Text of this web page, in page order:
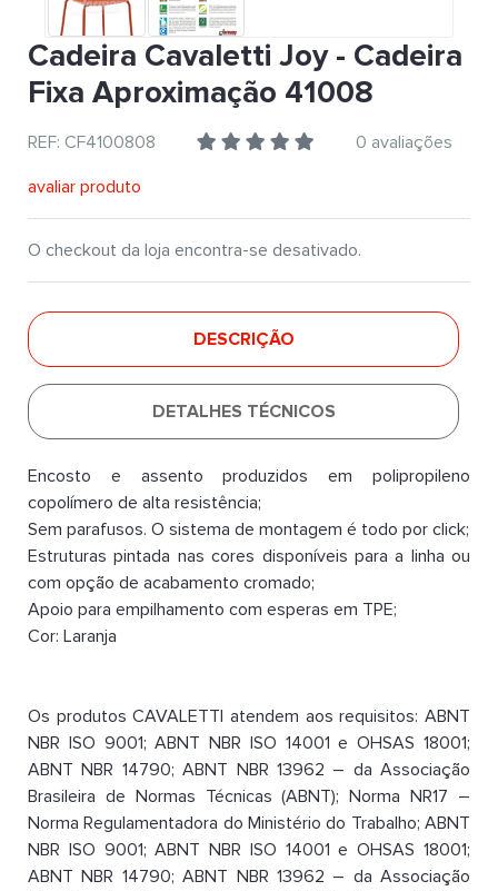
Cadeira Cavaletti Joy - Cadeira
Fixa Aproximação 41008
REF: CF4100808
0 avaliações
avaliar produto
O checkout da loja encontra-se desativado.
DESCRIÇÃO
DETALHES TÉCNICOS
Encosto e assento produzidos em polipropileno
copolímero de alta resistência;
Sem parafusos. O sistema de montagem é todo por click;
Estruturas pintada nas cores disponíveis para a linha ou
com opção de acabamento cromado;
Apoio para empilhamento com esperas em TPE;
Cor: Laranja
Os produtos CAVALETTI atendem aos requisitos: ABNT
NBR ISO 9001; ABNT NBR ISO 14001 e OHSAS 18001;
ABNT NBR 14790; ABNT NBR 13962 – da Associação
Brasileira de Normas Técnicas (ABNT); Norma NR17 –
Norma Regulamentadora do Ministério do Trabalho; ABNT
NBR ISO 9001; ABNT NBR ISO 14001 e OHSAS 18001;
ABNT NBR 14790; ABNT NBR 13962 – da Associação